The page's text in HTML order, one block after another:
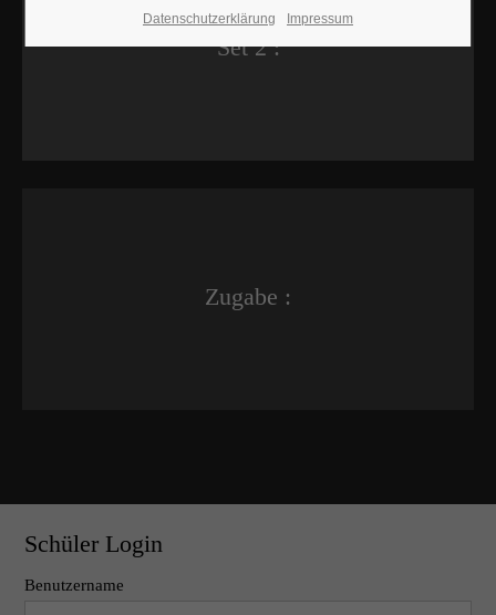
Set 2 :
Zugabe :
Schüler Login
Benutzername
Datenschutzerklärung Impressum